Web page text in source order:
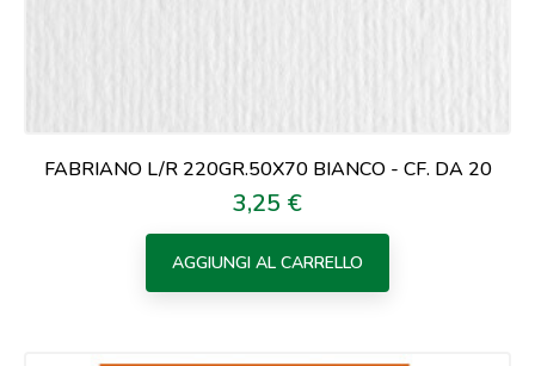
FABRIANO L/R 220GR.50X70 BIANCO - CF. DA 20
Prezzo
3,25 €
AGGIUNGI AL CARRELLO